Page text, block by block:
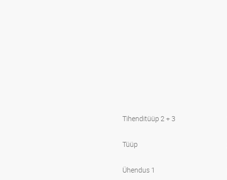
Tihenditüüp 2 + 3
Tüüp
Ühendus 1